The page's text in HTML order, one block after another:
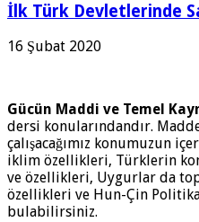
İlk Türk Devletlerinde
16 Şubat 2020
Gücün Maddi ve Temel
dersi konularındandır.
çalışacağımız konumuzun
iklim özellikleri, Türklerin
ve özellikleri, Uygurlar da
özellikleri ve Hun-Çin
bulabilirsiniz.